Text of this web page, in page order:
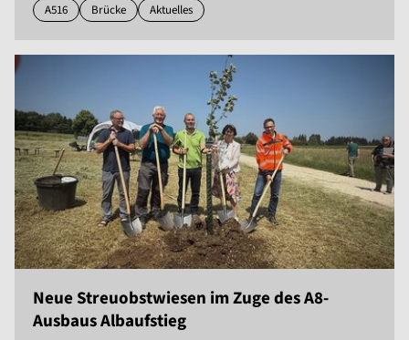
A516 Brücke Aktuelles
Neue Streuobstwiesen im Zuge des A8-
Ausbaus Albaufstieg